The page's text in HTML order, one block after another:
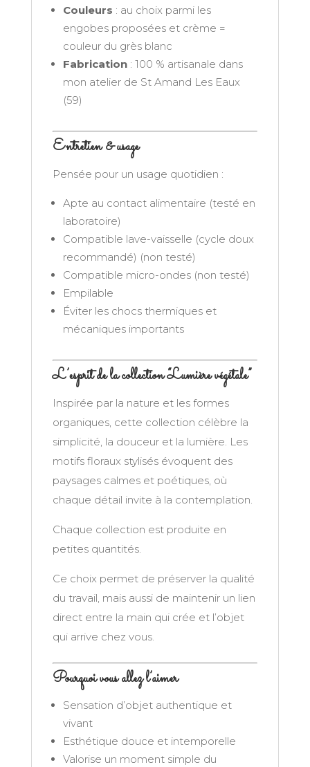
Couleurs : au choix parmi les
engobes proposées et crème =
couleur du grès blanc
Fabrication: 100 % artisanale dans
mon atelier de St Amand Les Eaux
(59)
Entretien & usage
Pensée pour un usage quotidien :
Apte au contact alimentaire (testé en
laboratoire)
Compatible lave-vaisselle (cycle doux
recommandé) (non testé)
Compatible micro-ondes (non testé)
Empilable
Éviter les chocs thermiques et
mécaniques importants
L’esprit de la collection “Lumière végétale”
Inspirée par la nature et les formes
organiques, cette collection célèbre la
simplicité, la douceur et la lumière. Les
motifs floraux stylisés évoquent des
paysages calmes et poétiques, où
chaque détail invite à la contemplation.
Chaque collection est produite en
petites quantités.
Ce choix permet de préserver la qualité
du travail, mais aussi de maintenir un lien
direct entre la main qui crée et l’objet
qui arrive chez vous.
Pourquoi vous allez l’aimer
Sensation d’objet authentique et
vivant
Esthétique douce et intemporelle
Valorise un moment simple du